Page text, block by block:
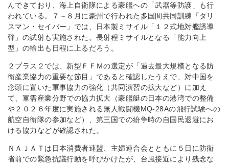
んできており、海上自衛隊による豪艦への「武器等防護」も行
われている。７～８月に豪州で行われた多国間共同訓練「タリ
スマン・セイバー」では、日本製ミサイル「１２式地対艦誘導
弾」の試射も実施された。長射程ミサイルとなる「能力向上
型」の輸出も日程に上るだろう。
２プラス２では、新型ＦＦＭの選定が「過去最大規模となる防
衛産業協力の重要な節目」であると確認したうえで、対中国を
念頭に置いた軍事協力の強化（共同演習の拡大など）に加え
て、軍需産業分野での協力拡大（豪艦艇の日本の港湾での整備
や２０２６年度に実施される無人戦闘機MQ-28Aの飛行試験への
航空自衛隊の参加など）、第三国での紛争時の自国民退避にお
ける協力などが確認された。
ＮＡＪＡＴは日本消費者連盟、主婦連合会とともに５日に防衛
省前での緊急抗議行動を呼びかけたが、台風接近により残念な